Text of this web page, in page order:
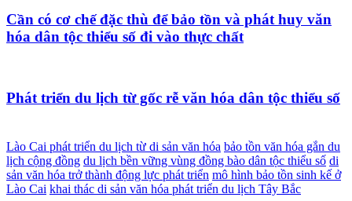
Cần có cơ chế đặc thù để bảo tồn và phát huy văn
hóa dân tộc thiểu số đi vào thực chất
Phát triển du lịch từ gốc rễ văn hóa dân tộc thiểu số
Lào Cai phát triển du lịch từ di sản văn hóa bảo tồn văn hóa gắn du
lịch cộng đồng du lịch bền vững vùng đồng bào dân tộc thiểu số di
sản văn hóa trở thành động lực phát triển mô hình bảo tồn sinh kế ở
Lào Cai khai thác di sản văn hóa phát triển du lịch Tây Bắc